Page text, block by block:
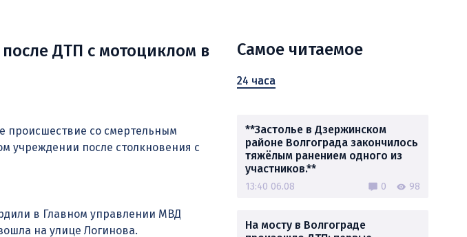
ДТП с мотоциклом в
происшествие со смертельным
учреждении после столкновения с
в Главном управлении МВД
на улице Логинова.
Самое читаемое
24 часа
**Застолье в Дзержинском
районе Волгограда закончилось
тяжёлым ранением одного из
участников.**
13:40 06.08 0 98
На мосту в Волгограде